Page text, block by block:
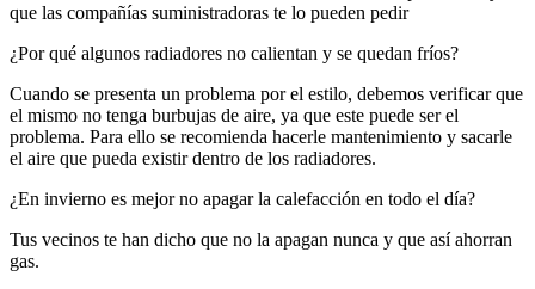
que las compañías suministradoras te lo pueden pedir
¿Por qué algunos radiadores no calientan y se quedan fríos?
Cuando se presenta un problema por el estilo, debemos verificar que
el mismo no tenga burbujas de aire, ya que este puede ser el
problema. Para ello se recomienda hacerle mantenimiento y sacarle
el aire que pueda existir dentro de los radiadores.
¿En invierno es mejor no apagar la calefacción en todo el día?
Tus vecinos te han dicho que no la apagan nunca y que así ahorran
gas.